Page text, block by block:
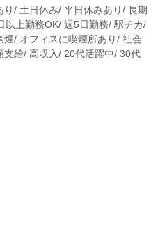
/ 土日休み/ 平日休みあり/ 長期
以上勤務OK/ 週5日勤務/ 駅チカ/
/ オフィスに喫煙所あり/ 社会
給/ 高収入/ 20代活躍中/ 30代